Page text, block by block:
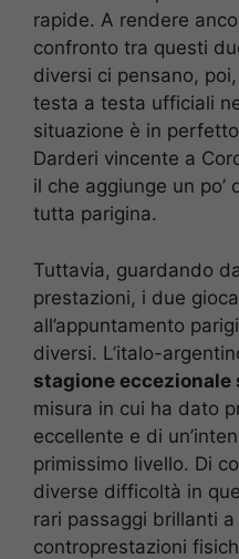
rapide. A rendere
confronto tra questi
diversi ci pensano,
testa a testa ufficiali
situazione è in
Darderi vincente a
il che aggiunge un
tutta parigina.
Tuttavia, guardando
prestazioni, i due
all’appuntamento
diversi. L’italo-
stagione eccezionale
misura in cui ha dato
eccellente e di
primissimo livello. Di
diverse difficoltà in
rari passaggi brillanti
controprestazioni